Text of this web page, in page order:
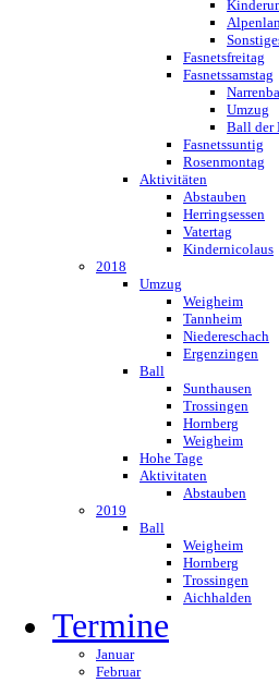
Fasnetsfreitag
Fasnetssamstag
Umzug
Ball der
Fasnetssuntig
Rosenmontag
Aktivitäten
Abstauben
Herringsessen
Vatertag
Kindernicolaus
2018
Umzug
Weigheim
Tannheim
Niedereschach
Ergenzingen
Ball
Sunthausen
Trossingen
Hornberg
Weigheim
Hohe Tage
Aktivitaten
Abstauben
2019
Ball
Weigheim
Hornberg
Trossingen
Aichhalden
Termine
Januar
Februar